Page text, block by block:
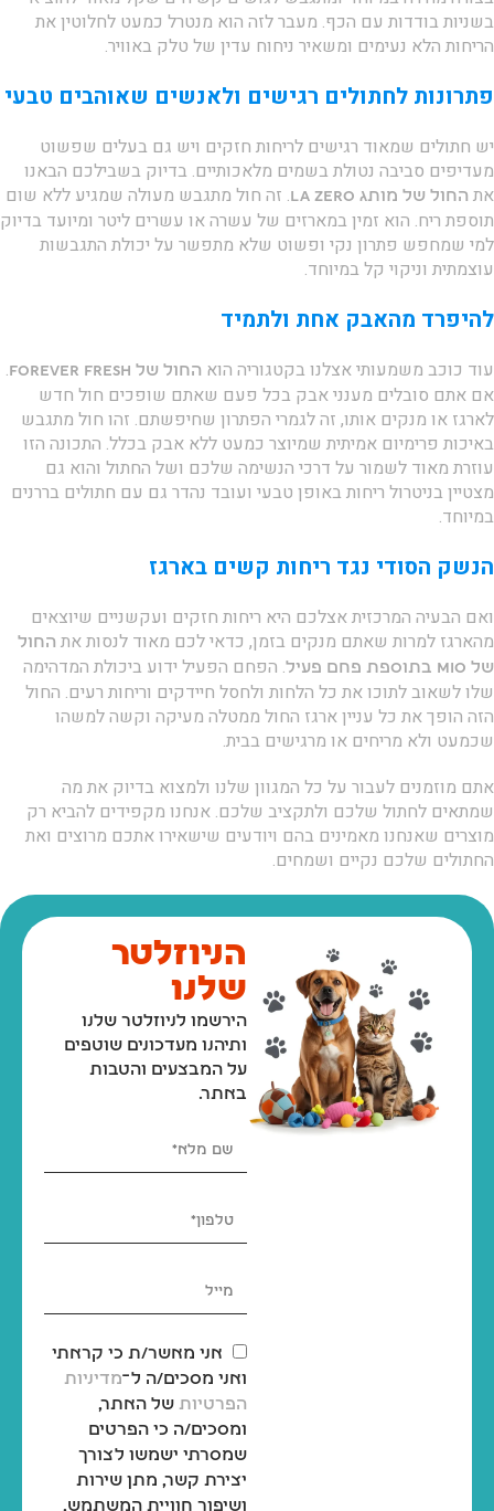
בשניות בודדות עם הכף. מעבר לזה הוא מנטרל כמעט לחלוטין את
הריחות הלא נעימים ומשאיר ניחוח עדין של טלק באוויר.
פתרונות לחתולים רגישים ולאנשים שאוהבים טבעי
יש חתולים שמאוד רגישים לריחות חזקים ויש גם בעלים שפשוט
מעדיפים סביבה נטולת בשמים מלאכותיים. בדיוק בשבילכם הבאנו
את החול של מותג La Zero
. זה חול מתגבש מעולה שמגיע ללא שום
תוספת ריח. הוא זמין במארזים של עשרה או עשרים ליטר ומיועד בדיוק
למי שמחפש פתרון נקי ופשוט שלא מתפשר על יכולת התגבשות
עוצמתית וניקוי קל במיוחד.
להיפרד מהאבק אחת ולתמיד
עוד כוכב משמעותי אצלנו בקטגוריה הוא החול של Forever Fresh
.
אם אתם סובלים מענני אבק בכל פעם שאתם שופכים חול חדש
לארגז או מנקים אותו, זה לגמרי הפתרון שחיפשתם. זהו חול מתגבש
באיכות פרימיום אמיתית שמיוצר כמעט ללא אבק בכלל. התכונה הזו
עוזרת מאוד לשמור על דרכי הנשימה שלכם ושל החתול והוא גם
מצטיין בניטרול ריחות באופן טבעי ועובד נהדר גם עם חתולים בררנים
במיוחד.
הנשק הסודי נגד ריחות קשים בארגז
ואם הבעיה המרכזית אצלכם היא ריחות חזקים ועקשניים שיוצאים
מהארגז למרות שאתם מנקים בזמן, כדאי לכם מאוד לנסות את החול
של MIO בתוספת פחם פעיל
. הפחם הפעיל ידוע ביכולת המדהימה
שלו לשאוב לתוכו את כל הלחות ולחסל חיידקים וריחות רעים. החול
הזה הופך את כל עניין ארגז החול ממטלה מעיקה וקשה למשהו
שכמעט ולא מריחים או מרגישים בבית.
אתם מוזמנים לעבור על כל המגוון שלנו ולמצוא בדיוק את מה
שמתאים לחתול שלכם ולתקציב שלכם. אנחנו מקפידים להביא רק
מוצרים שאנחנו מאמינים בהם ויודעים שישאירו אתכם מרוצים ואת
החתולים שלכם נקיים ושמחים.
הניוזלטר
שלנו
הירשמו לניוזלטר שלנו
ותיהנו מעדכונים שוטפים
על המבצעים והטבות
באתר.
אני מאשר/ת כי קראתי
ואני מסכים/ה ל־מדיניות
הפרטיות של האתר,
ומסכים/ה כי הפרטים
שמסרתי ישמשו לצורך
יצירת קשר, מתן שירות
ושיפור חוויית המשתמש,